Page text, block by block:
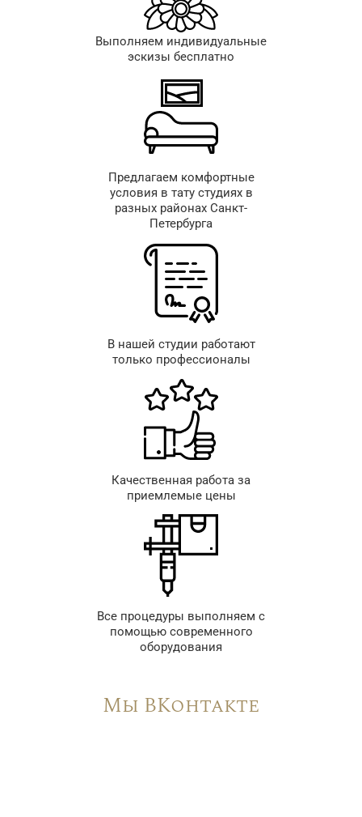
Выполняем индивидуальные
эскизы бесплатно
Предлагаем комфортные
условия в тату студиях в
разных районах Санкт-
Петербурга
В нашей студии работают
только профессионалы
Качественная работа за
приемлемые цены
Все процедуры выполняем с
помощью современного
оборудования
Мы ВКонтакте